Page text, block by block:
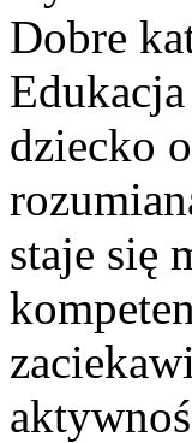
Dobre
dziecko
staje się